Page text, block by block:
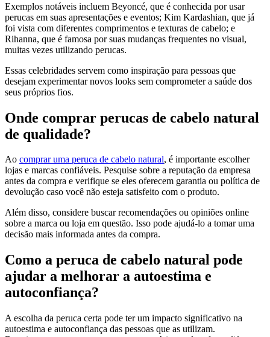
Exemplos notáveis incluem Beyoncé, que é conhecida por usar
perucas em suas apresentações e eventos; Kim Kardashian, que já
foi vista com diferentes comprimentos e texturas de cabelo; e
Rihanna, que é famosa por suas mudanças frequentes no visual,
muitas vezes utilizando perucas.
Essas celebridades servem como inspiração para pessoas que
desejam experimentar novos looks sem comprometer a saúde dos
seus próprios fios.
Onde comprar perucas de cabelo natural
de qualidade?
Ao comprar uma peruca de cabelo natural, é importante escolher
lojas e marcas confiáveis. Pesquise sobre a reputação da empresa
antes da compra e verifique se eles oferecem garantia ou política de
devolução caso você não esteja satisfeito com o produto.
Além disso, considere buscar recomendações ou opiniões online
sobre a marca ou loja em questão. Isso pode ajudá-lo a tomar uma
decisão mais informada antes da compra.
Como a peruca de cabelo natural pode
ajudar a melhorar a autoestima e
autoconfiança?
A escolha da peruca certa pode ter um impacto significativo na
autoestima e autoconfiança das pessoas que as utilizam.